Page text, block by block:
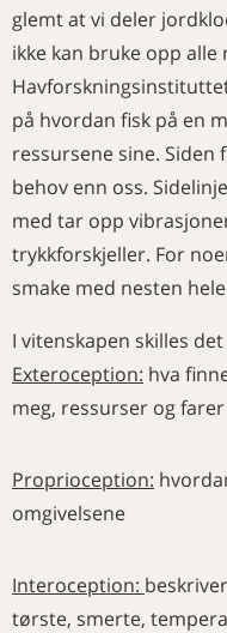
glemt at vi deler
ikke kan bruke opp
på hvordan fisk på en
ressursene sine. Siden
behov enn oss.
med tar opp
trykkforskjeller. For
smake med nesten
I vitenskapen skilles
Exteroception: hva
meg, ressurser og farer
Proprioception:
omgivelsene
Interoception:
tørste, smerte,